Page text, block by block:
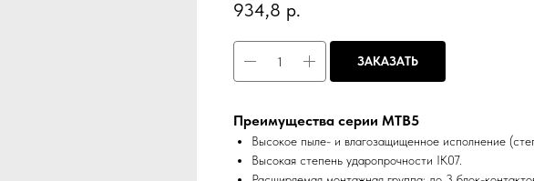
934,8 р.
ЗАКАЗАТЬ
Преимущества серии MTB5
Высокое пыле- и влагозащищенное исполнение
Высокая степень ударопрочности IK07.